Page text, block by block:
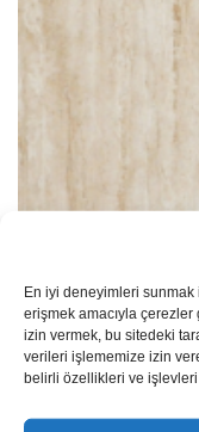
En iyi deneyimleri
erişmek amacıyla
izin vermek, bu sitedeki
verileri işlememize izin
belirli özellikleri ve
Travertino Blanco